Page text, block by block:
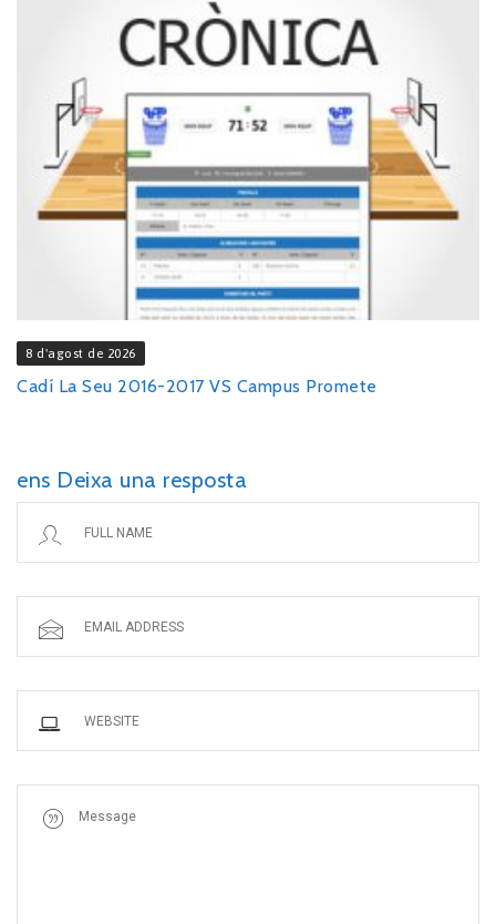
8 d'agost de 2026
Cadí La Seu 2016-2017 VS Campus Promete
ens Deixa una resposta